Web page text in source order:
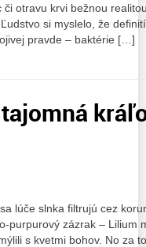
otravu krvi bežnou
si myslelo, že
pravde – baktérie […]
lúče slnka filtrujú cez
purpurový zázrak – Lilium
s kvetmi bohov. No za